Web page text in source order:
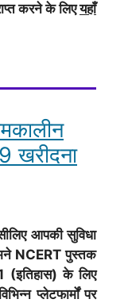
करने के लिएयहाँ
खरीदना
आपकी सुविधा
NCERT पुस्तक
(इतिहास) के लिए
प्लेटफार्मों पर